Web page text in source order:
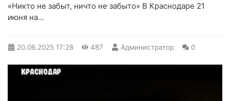
«Никто не забыт, ничто не забыто» В Краснодаре 21
июня на...
20.06.2025 17:28 487 Администратор 0